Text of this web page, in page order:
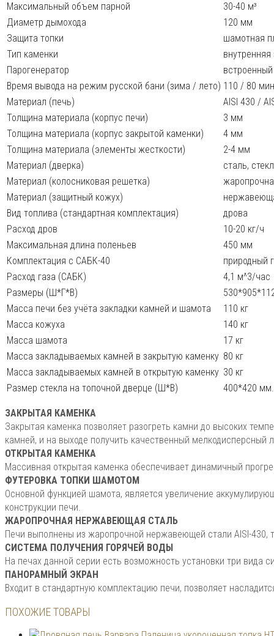
Максимальный объем парной
30-40 м³
Диаметр дымохода
120 мм
Защита топки
шамотная
Тип каменки
Парогенератор
встроенный
Время вывода на режим русской бани (зима / лето) 110 / 80 мин
Материал (печь)
AISI 430 /
Толщина материала (корпус печи)
3 мм
Толщина материала (корпус закрытой каменки)
4 мм
Толщина материала (элементы жесткости)
2-4 мм
Материал (дверка)
сталь,
Материал (колосниковая решетка)
Материал (защитный кожух)
Вид топлива (стандартная комплектация)
дрова
Расход дров
10-20 кг/ч
Максимальная длина поленьев
450 мм
Комплектация с САБК-40
природный
Расход газа (САБК)
4,1 м^3/час
Размеры (Ш*Г*В)
Масса печи без учёта закладки камней и шамота
110 кг
Масса кожуха
140 кг
Масса шамота
17 кг
Масса закладываемых камней в закрытую каменку 80 кг
Масса закладываемых камней в открытую каменку 30 кг
Размер стекла на топочной дверце (Ш*В)
400*420 мм.
ЗАКРЫТАЯ КАМЕНКА
Закрытая каменка позволяет разогреть камни до высоких
камней, и на выходе получить качественный мелкодисперсный
ОТКРЫТАЯ КАМЕНКА
Массивная открытая каменка обеспечивает динамичный
ФУТЕРОВКА ТОПКИ ШАМОТОМ
Основной функцией шамота, является увеличение
конструкции печи.
ЖАРОПРОЧНАЯ НЕРЖАВЕЮЩАЯ СТАЛЬ
Печи выполнены из жаропрочной нержавеющей стали AISI-430,
СИСТЕМА ПОЛУЧЕНИЯ ГОРЯЧЕЙ ВОДЫ
На печах данной серии есть возможность установки три
ПАНОРАМНЫЙ ЭКРАН
Входит в стандартную комплектацию печи, позволяет
ПОХОЖИЕ ТОВАРЫ